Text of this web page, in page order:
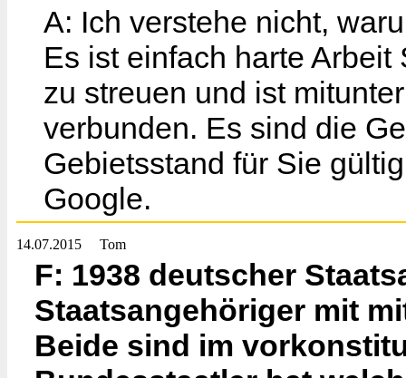
A: Ich verstehe nicht,
Es ist einfach harte
zu streuen und ist
verbunden. Es sind die
Gebietsstand für Sie
Google.
14.07.2015 Tom
F: 1938 deutscher
Staatsangehöriger mit
Beide sind im